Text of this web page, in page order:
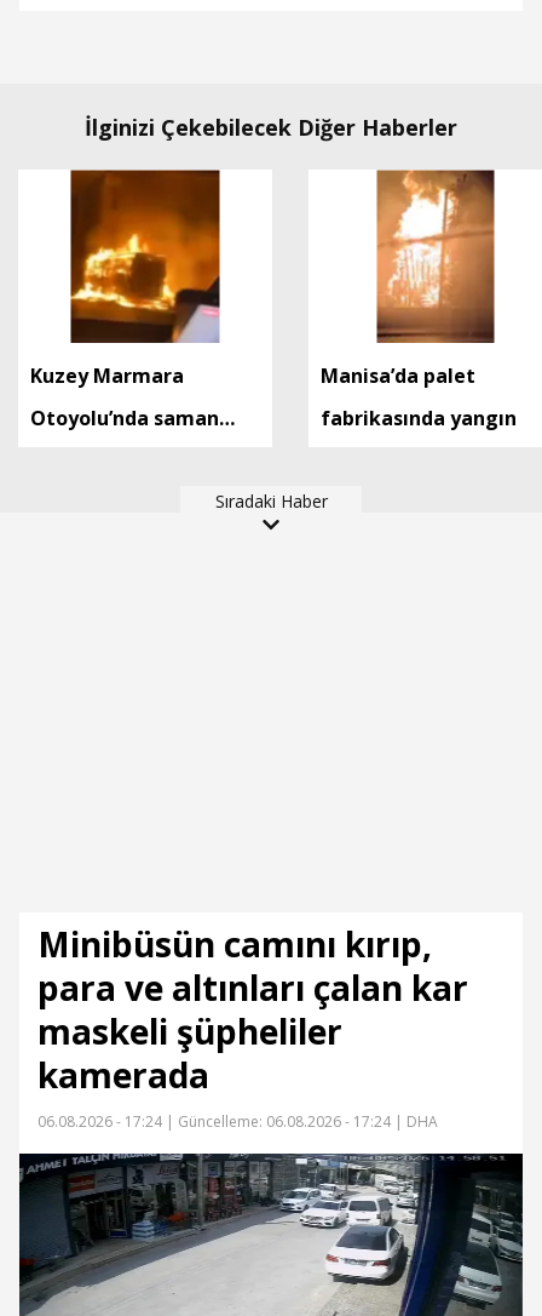
İlginizi Çekebilecek Diğer Haberler
Kuzey Marmara
Otoyolu’nda saman
Manisa’da palet
fabrikasında yangın
Sıradaki Haber
Minibüsün camını kırıp,
para ve altınları çalan kar
maskeli şüpheliler
kamerada
06.08.2026 - 17:24 | Güncelleme: 06.08.2026 - 17:24 | DHA